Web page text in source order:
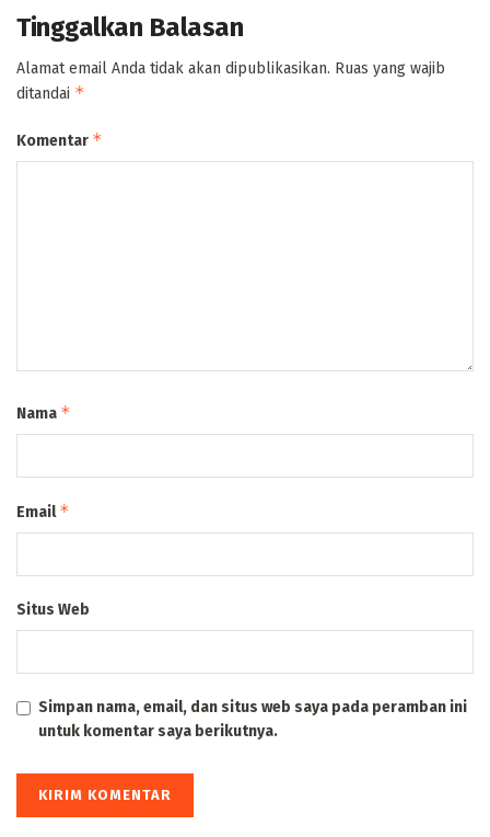
Tinggalkan Balasan
Alamat email Anda tidak akan dipublikasikan. Ruas yang wajib
ditandai *
Komentar *
Nama *
Email*
Situs Web
Simpan nama, email, dan situs web saya pada peramban ini
untuk komentar saya berikutnya.